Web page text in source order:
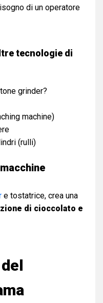
di un operatore
tecnologie di
grinder?
machine)
(rulli)
e tostatrice, crea una
di cioccolato e